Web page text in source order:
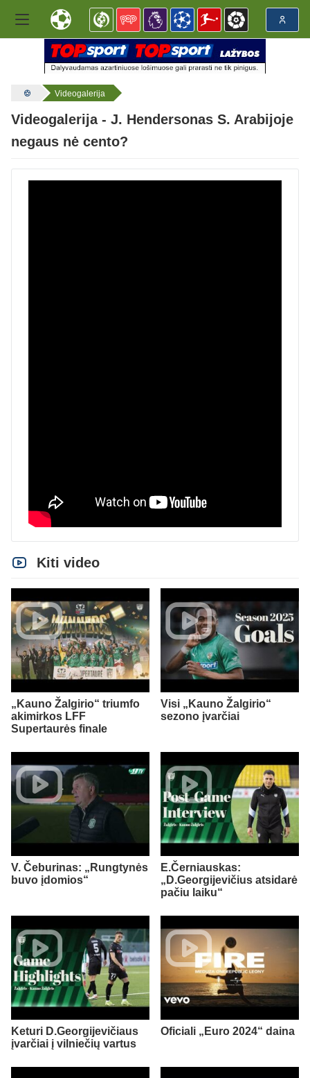
Videogalerija
Videogalerija - J. Hendersonas S. Arabijoje
negaus nė cento?
Kiti video
„Kauno Žalgirio“ triumfo
akimirkos LFF
Supertaurės finale
Visi „Kauno Žalgirio“
sezono įvarčiai
V. Čeburinas: „Rungtynės
buvo įdomios“
E.Černiauskas:
„D.Georgijevičius atsidarė
pačiu laiku“
Keturi D.Georgijevičiaus
įvarčiai į vilniečių vartus
Oficiali „Euro 2024“ daina